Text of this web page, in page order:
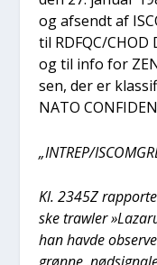
og afsendt af
til RDFQC/CHOD
og til info for
sen, der er
NATO
„INTREP/
Kl. 2345Z
ske traw­ler
han hav­de